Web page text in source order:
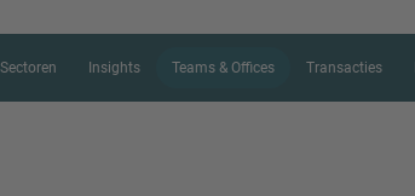
Sectoren Insights Teams & Offices Transacties